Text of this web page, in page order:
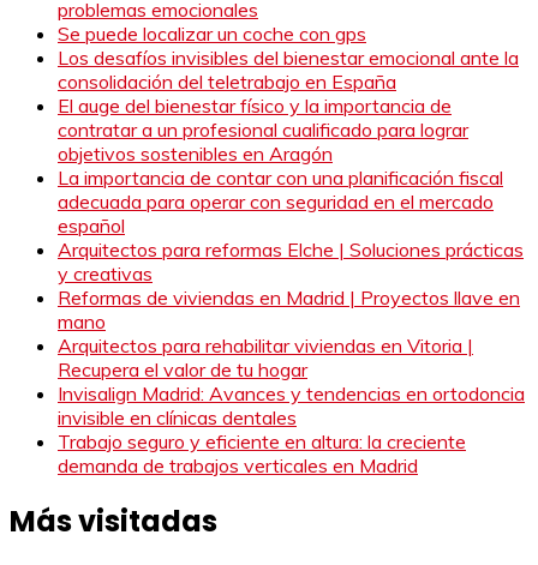
problemas emocionales
Se puede localizar un coche con gps
Los desafíos invisibles del bienestar emocional ante la
consolidación del teletrabajo en España
El auge del bienestar físico y la importancia de
contratar a un profesional cualificado para lograr
objetivos sostenibles en Aragón
La importancia de contar con una planificación fiscal
adecuada para operar con seguridad en el mercado
español
Arquitectos para reformas Elche | Soluciones prácticas
y creativas
Reformas de viviendas en Madrid | Proyectos llave en
mano
Arquitectos para rehabilitar viviendas en Vitoria |
Recupera el valor de tu hogar
Invisalign Madrid: Avances y tendencias en ortodoncia
invisible en clínicas dentales
Trabajo seguro y eficiente en altura: la creciente
demanda de trabajos verticales en Madrid
Más visitadas